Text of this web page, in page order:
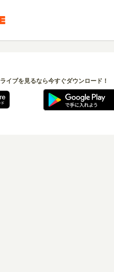
ライブを見るなら今すぐダウンロード！